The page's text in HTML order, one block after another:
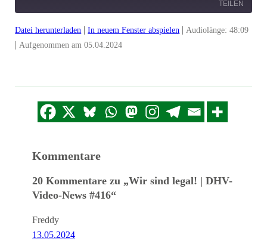
TEILEN
Datei herunterladen |In neuem Fenster abspielen |Audiolänge: 48:09
|Aufgenommen am 05.04.2024
Kommentare
20 Kommentare zu „Wir sind legal! | DHV-
Video-News #416“
Freddy
13.05.2024